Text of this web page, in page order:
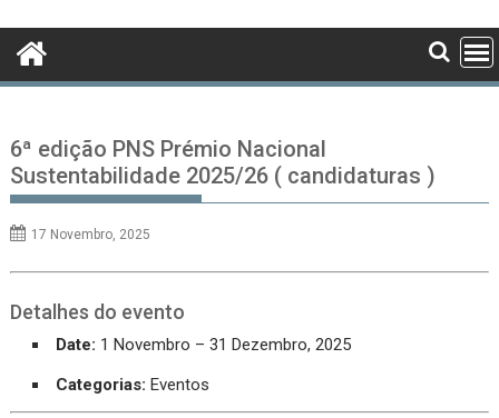
6ª edição PNS Prémio Nacional
Sustentabilidade 2025/26 ( candidaturas )
17 Novembro, 2025
Detalhes do evento
Date: 1 Novembro –31 Dezembro, 2025
Categorias: Eventos